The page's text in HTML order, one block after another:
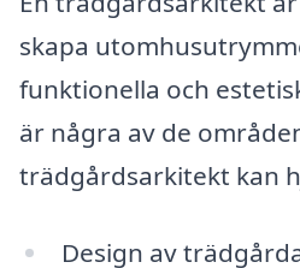
skapa
funktionella och
är några av de
trädgårdsarkitekt kan
Design av